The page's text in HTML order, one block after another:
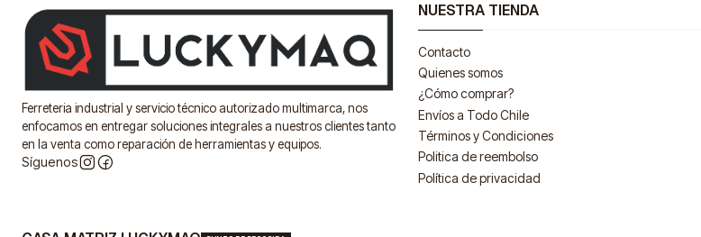
Ferreteria industrial y servicio técnico autorizado multimarca, nos
enfocamos en entregar soluciones integrales a nuestros clientes tanto
en la venta como reparación de herramientas y equipos.
Síguenos
NUESTRA TIENDA
Contacto
Quienes somos
¿Cómo comprar?
Envíos a Todo Chile
Términos y Condiciones
Politica de reembolso
Política de privacidad